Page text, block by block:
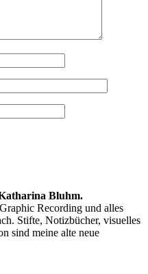
Bluhm.
Recording und alles
Stifte, Notizbücher, visuelles
sind meine alte neue